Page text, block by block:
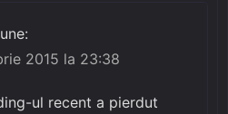
2015 la 23:38
ul recent a pierdut